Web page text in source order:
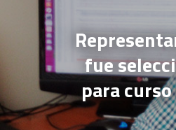
fue
para curso